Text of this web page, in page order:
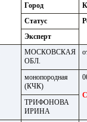
Город
Статус
Эксперт
МОСКОВСКАЯ
ОБЛ.
монопородная
(КЧК)
ТРИФОНОВА
ИРИНА